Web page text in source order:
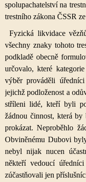
spolupachatelství na
trestního zákona ČSSR
Fyzická likvidace
všechny znaky tohoto
podkladě obecně
určovalo, které
výběr prováděli
jejichž podloženost a
stříleni lidé, kteří byli
žádnou činnost, která by
prokázat. Neproběhlo
Obviněnému Dubovi
nebyl nijak nucen
někteří vedoucí
zúčastňovali jen